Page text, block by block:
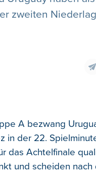
zweiten
A bezwang
in der 22.
das Achtelfinale
und scheiden nach